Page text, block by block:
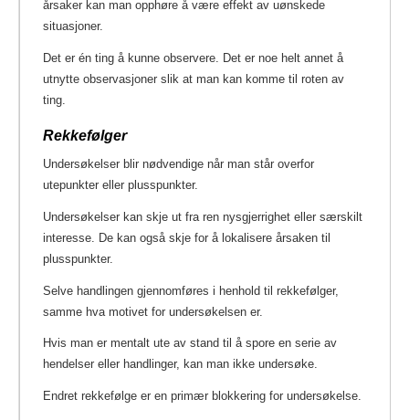
årsaker kan man opphøre å være effekt av uønskede
situasjoner.
Det er én ting å kunne observere. Det er noe helt annet å
utnytte observasjoner slik at man kan komme til roten av
ting.
Rekkefølger
Undersøkelser blir nødvendige når man står overfor
utepunkter eller plusspunkter.
Undersøkelser kan skje ut fra ren nysgjerrighet eller særskilt
interesse. De kan også skje for å lokalisere årsaken til
plusspunkter.
Selve handlingen gjennomføres i henhold til rekkefølger,
samme hva motivet for undersøkelsen er.
Hvis man er mentalt ute av stand til å spore en serie av
hendelser eller handlinger, kan man ikke undersøke.
Endret rekkefølge er en primær blokkering for undersøkelse.